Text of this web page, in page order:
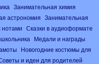
Занимательная химия
астрономия
Занимательная
нотами
Сказки в аудиоформате
Медали и награды
Новогодние костюмы для
и идеи для родителей